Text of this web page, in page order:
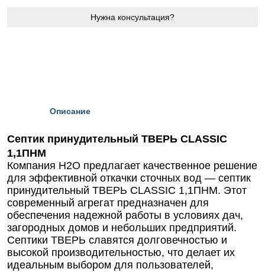
Нужна консультация?
Описание
Септик принудительный ТВЕРЬ CLASSIC
1,1ПНМ
Компания Н2О предлагает качественное решение
для эффективной откачки сточных вод — септик
принудительный ТВЕРЬ CLASSIC 1,1ПНМ. Этот
современный агрегат предназначен для
обеспечения надежной работы в условиях дач,
загородных домов и небольших предприятий.
Септики ТВЕРЬ славятся долговечностью и
высокой производительностью, что делает их
идеальным выбором для пользователей,